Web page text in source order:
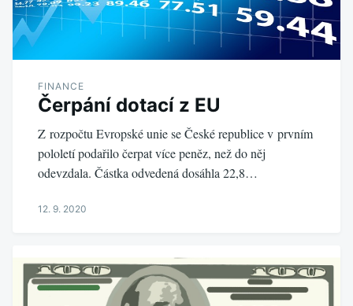
FINANCE
Čerpání dotací z EU
Z rozpočtu Evropské unie se České republice v prvním
pololetí podařilo čerpat více peněz, než do něj
odevzdala. Částka odvedená dosáhla 22,8…
12. 9. 2020